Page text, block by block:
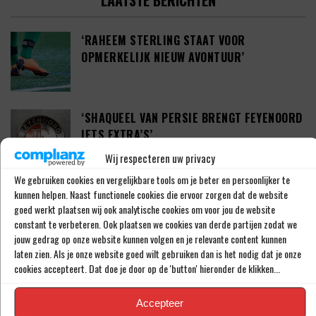
Wij respecteren uw privacy
We gebruiken cookies en vergelijkbare tools om je beter en persoonlijker te
kunnen helpen. Naast functionele cookies die ervoor zorgen dat de website
goed werkt plaatsen wij ook analytische cookies om voor jou de website
constant te verbeteren. Ook plaatsen we cookies van derde partijen zodat we
jouw gedrag op onze website kunnen volgen en je relevante content kunnen
laten zien. Als je onze website goed wilt gebruiken dan is het nodig dat je onze
cookies accepteert. Dat doe je door op de 'button' hieronder de klikken...
Accepteer
‘RAHEEM STERLING STAAT VOOR
OPMERKELIJK NIEUW AVONTUUR’
‘SHAQUEEL VAN PERSIE BRENGT FEYENOORD
IETS EXTRA’S’
DEFINITIEF: IN-BEOM HWANG ZET LOOPBAAN
VOORT BIJ FC PORTO
‘CRYSENSIO SUMMERVILLE DICHT BIJ
AKKOORD MET AS ROMA’